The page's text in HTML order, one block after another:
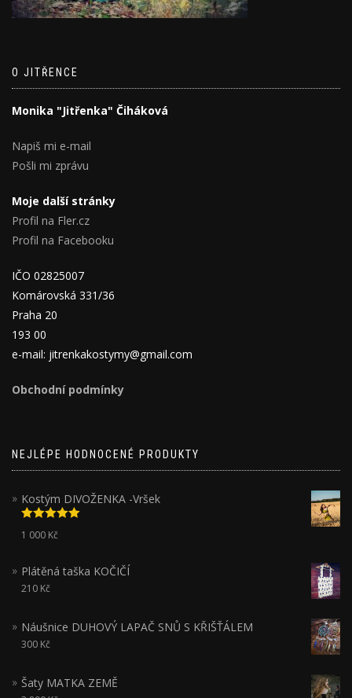
O JITŘENCE
Monika "Jitřenka" Čiháková
Napiš mi e-mail
Pošli mi zprávu
Moje další stránky
Profil na Fler.cz
Profil na Facebooku
IČO 02825007
Komárovská 331/36
Praha 20
193 00
e-mail: jitrenkakostymy@gmail.com
Obchodní podmínky
NEJLÉPE HODNOCENÉ PRODUKTY
Kostým DIVOŽENKA -Vršek
Hodnocení
5.00z 5
1 000 Kč
Plátěná taška KOČIČÍ
210 Kč
Náušnice DUHOVÝ LAPAČ SNŮ S KŘIŠŤÁLEM
300 Kč
Šaty MATKA ZEMĚ